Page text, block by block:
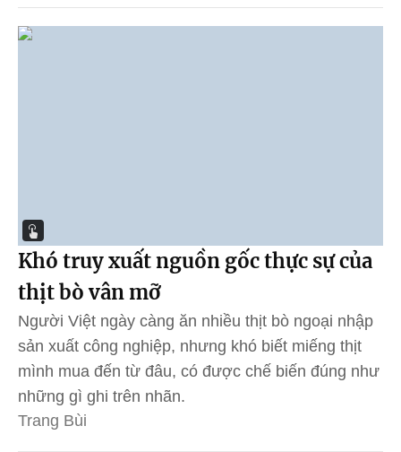
Khó truy xuất nguồn gốc thực sự của
thịt bò vân mỡ
Người Việt ngày càng ăn nhiều thịt bò ngoại nhập
sản xuất công nghiệp, nhưng khó biết miếng thịt
mình mua đến từ đâu, có được chế biến đúng như
những gì ghi trên nhãn.
Trang Bùi